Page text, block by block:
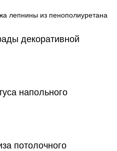
лепнины из пенополиуретана
декоративной
напольного
потолочного